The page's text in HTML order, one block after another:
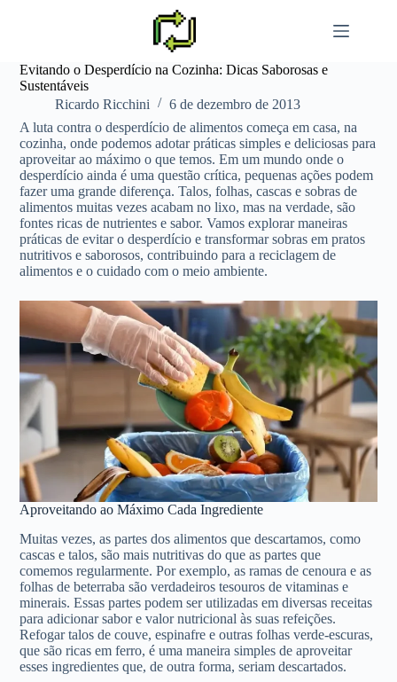
Evitando o Desperdício na Cozinha: Dicas Saborosas e
Sustentáveis
Ricardo Ricchini
6 de dezembro de 2013
A luta contra o desperdício de alimentos começa em casa, na
cozinha, onde podemos adotar práticas simples e deliciosas para
aproveitar ao máximo o que temos. Em um mundo onde o
desperdício ainda é uma questão crítica, pequenas ações podem
fazer uma grande diferença. Talos, folhas, cascas e sobras de
alimentos muitas vezes acabam no lixo, mas na verdade, são
fontes ricas de nutrientes e sabor. Vamos explorar maneiras
práticas de evitar o desperdício e transformar sobras em pratos
nutritivos e saborosos, contribuindo para a reciclagem de
alimentos e o cuidado com o meio ambiente.
Aproveitando ao Máximo Cada Ingrediente
Muitas vezes, as partes dos alimentos que descartamos, como
cascas e talos, são mais nutritivas do que as partes que
comemos regularmente. Por exemplo, as ramas de cenoura e as
folhas de beterraba são verdadeiros tesouros de vitaminas e
minerais. Essas partes podem ser utilizadas em diversas receitas
para adicionar sabor e valor nutricional às suas refeições.
Refogar talos de couve, espinafre e outras folhas verde-escuras,
que são ricas em ferro, é uma maneira simples de aproveitar
esses ingredientes que, de outra forma, seriam descartados.